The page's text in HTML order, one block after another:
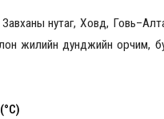
нутаг, Ховд,
жилийн дунджийн орчим,